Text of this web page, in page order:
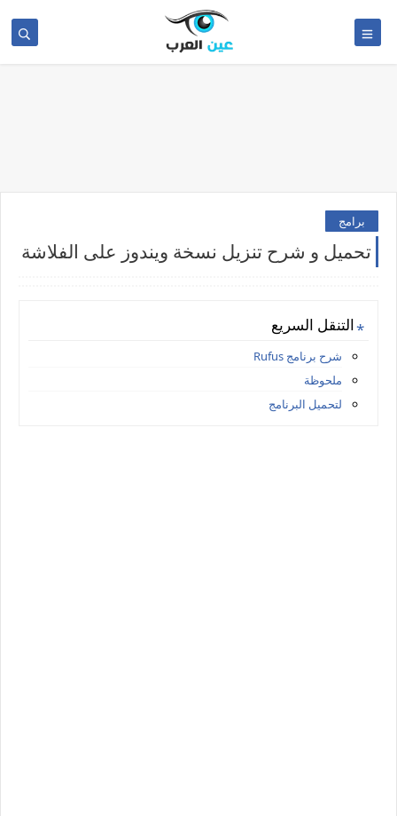
برامج
تحميل و شرح تنزيل نسخة ويندوز على الفلاشة
التنقل السريع
شرح برنامج Rufus
ملحوظة
لتحميل البرنامج